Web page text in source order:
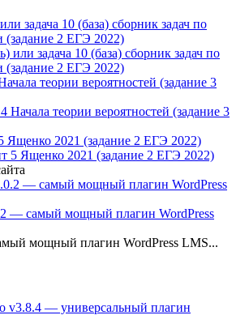
задача 10 (база) сборник задач по
(задание 2 ЕГЭ 2022)
теории вероятностей (задание 3
Ященко 2021 (задание 2 ЕГЭ 2022)
— самый мощный плагин WordPress
мощный плагин WordPress LMS...